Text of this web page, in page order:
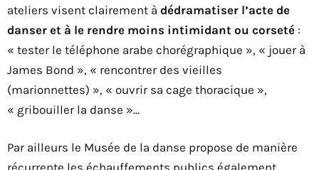
ateliers visent clairement à dédramatiser l’acte de
danser et à le rendre moins intimidant ou corseté :
« tester le téléphone arabe chorégraphique », « jouer à
James Bond », « rencontrer des vieilles
(marionnettes) », « ouvrir sa cage thoracique »,
« gribouiller la danse »…
Par ailleurs le Musée de la danse propose de manière